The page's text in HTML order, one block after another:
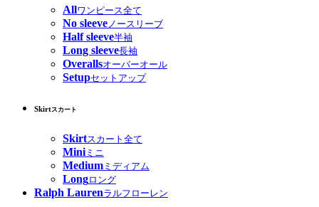
Allワンピース全て
No sleeve ノースリーブ
Half sleeve半袖
Long sleeve長袖
Overallsオーバーオール
Setupセットアップ
Skirtスカート
Skirtスカート全て
Miniミニ
Medium ミディアム
Longロング
Ralph Laurenラルフローレン